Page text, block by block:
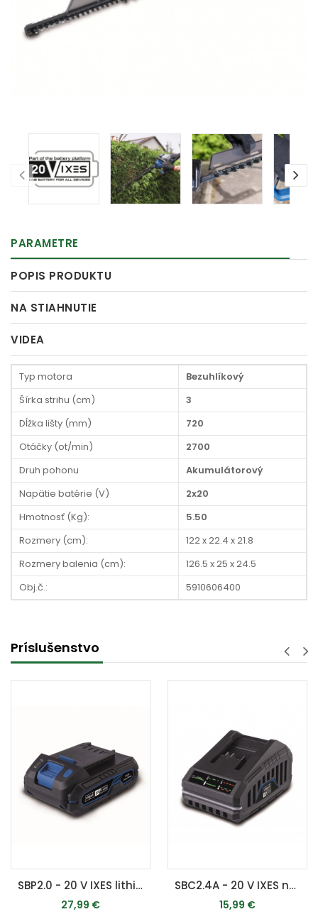
PARAMETRE
POPIS PRODUKTU
NA STIAHNUTIE
VIDEA
Typ motora
Bezuhlíkový
Šírka strihu (cm)
3
Dĺžka lišty (mm)
720
Otáčky (ot/min)
2700
Druh pohonu
Akumulátorový
Napätie batérie (V)
2x20
Hmotnosť (Kg):
5.50
Rozmery (cm):
122 x 22.4 x 21.8
Rozmery balenia (cm):
126.5 x 25 x 24.5
Obj.č.:
5910606400
Príslušenstvo
SBP2.0 - 20 V IXES lithium-iontová baterie 2 Ah
27,99 €
SBC2.4A - 20 V IXES nabíjačka 2,4 A
15,99 €